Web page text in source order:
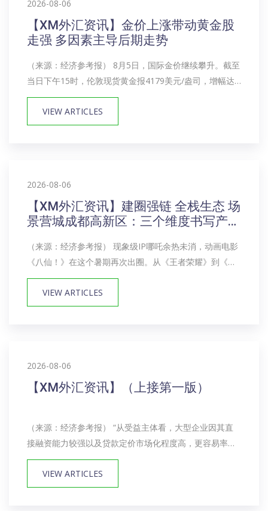
2026-08-06
【XM外汇资讯】金价上涨带动黄金股
走强 多因素主导后期走势
（来源：经济参考报） 8月5日，国际金价继续攀升。截至
当日下午15时，伦敦现货黄金报4179美元/盎司，增幅达
2.38%；纽约黄金期货主力报4235.6美元/盎司，较上一交
易日上涨2%。 随着本轮金价强势上涨，黄金股也集体走
强。Wind数据...
VIEW ARTICLES
2026-08-06
【XM外汇资讯】建圈强链 全栈生态 场
景营城成都高新区：三个维度书写产
（来源：经济参考报） 现象级IP哪吒余热未消，动画电影
《八仙！》在这个暑期再次出圈。从《王者荣耀》到《哪
吒之魔童闹海》，再到《八仙！》，被很多网友称为“神话
梦工厂”的成都高新区，不断书写着数字文创产业的奇迹。
数字文创只是一隅。作为全国首批...
VIEW ARTICLES
2026-08-06
【XM外汇资讯】（上接第一版）
（来源：经济参考报） “从受益主体看，大型企业因其直
接融资能力较强以及贷款定价市场化程度高，更容易率先
采取跟踪DR作为贷款利率基准。以DR为贷款定价‘锚’在早
期阶段侧重于建立货币市场与信贷市场之间的价格联动机
制，而非直接改变实际定价水平。在...
VIEW ARTICLES